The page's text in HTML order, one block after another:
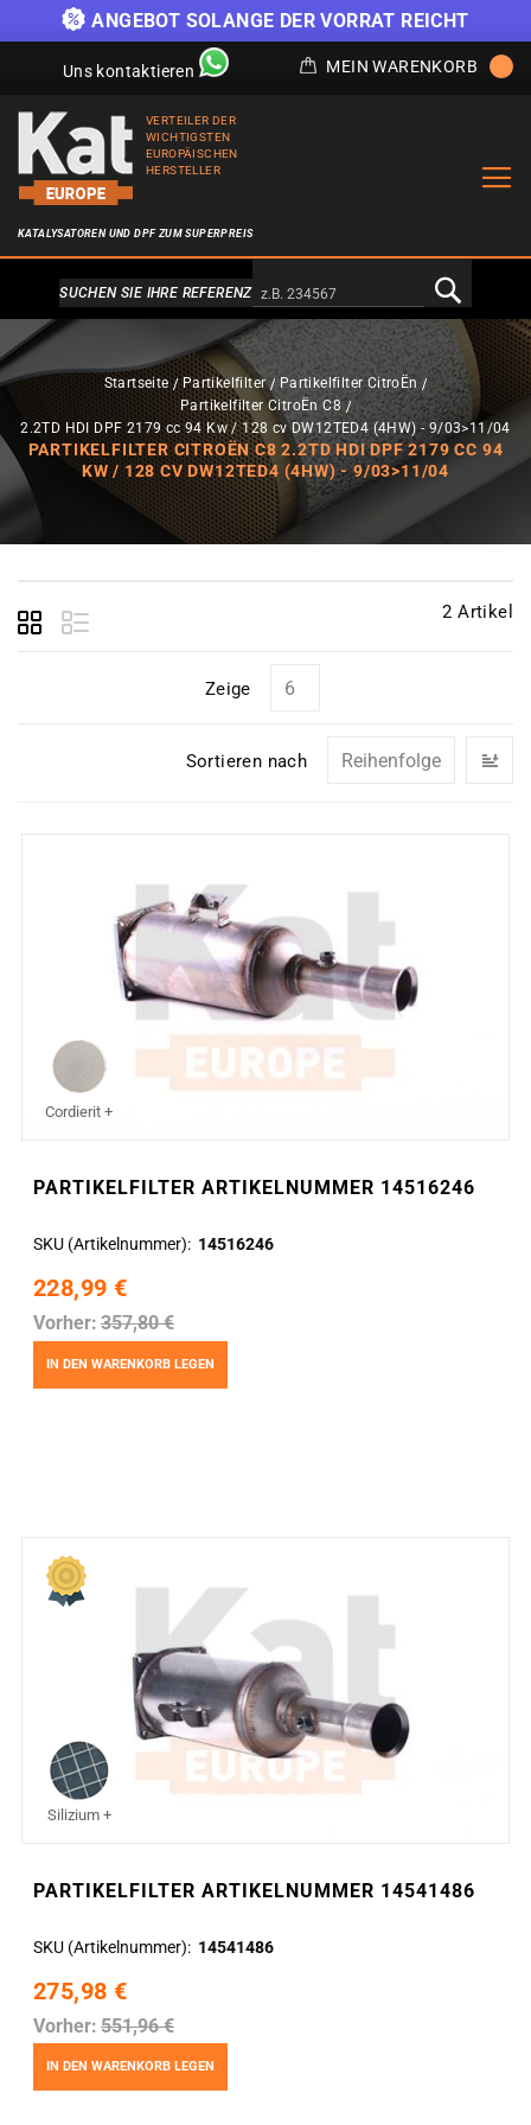
ANGEBOT SOLANGE DER VORRAT REICHT
Uns kontaktieren MEIN WARENKORB
VERTEILER DER
WICHTIGSTEN
EUROPÄISCHEN
HERSTELLER
KATALYSATOREN UND DPF ZUM SUPERPREIS
Alternativa a Doofinder
SUCHEN SIE IHRE REFERENZ
Startseite Partikelfilter
Partikelfilter CitroËn
Partikelfilter CitroËn C8
2.2TD HDI DPF 2179 cc 94 Kw / 128 cv DW12TED4 (4HW) - 9/03>11/04
PARTIKELFILTER CITROËN C8 2.2TD HDI DPF 2179 CC 94
KW / 128 CV DW12TED4 (4HW) - 9/03>11/04
2 Artikel
Zeige
Sortieren nach
Cordierit +
PARTIKELFILTER ARTIKELNUMMER 14516246
SKU (Artikelnummer) 14516246
228,99 €
Vorher: 357,80 €
IN DEN WARENKORB LEGEN
Silizium +
PARTIKELFILTER ARTIKELNUMMER 14541486
SKU (Artikelnummer) 14541486
275,98 €
Vorher: 551,96 €
IN DEN WARENKORB LEGEN